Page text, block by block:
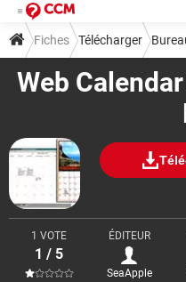
Web
1 VOTE
1 / 5
ÉDITEUR
SeaApple
Fiches Télécharger